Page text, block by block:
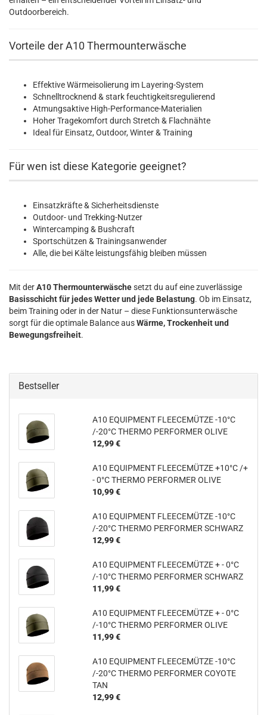
Outdoorbereich.
Vorteile der A10 Thermounterwäsche
Effektive Wärmeisolierung im Layering-System
Schnelltrocknend & stark feuchtigkeitsregulierend
Atmungsaktive High-Performance-Materialien
Hoher Tragekomfort durch Stretch & Flachnähte
Ideal für Einsatz, Outdoor, Winter & Training
Für wen ist diese Kategorie geeignet?
Einsatzkräfte & Sicherheitsdienste
Outdoor- und Trekking-Nutzer
Wintercamping & Bushcraft
Sportschützen & Trainingsanwender
Alle, die bei Kälte leistungsfähig bleiben müssen
Mit derA10 Thermounterwäschesetzt du auf eine zuverlässige
Basisschicht für jedes Wetter und jede Belastung. Ob im Einsatz,
beim Training oder in der Natur – diese Funktionsunterwäsche
sorgt für die optimale Balance ausWärme, Trockenheit und
Bewegungsfreiheit.
Bestseller
A10 EQUIPMENT FLEECEMÜTZE -10°C
/-20°C THERMO PERFORMER OLIVE
12,99 €
A10 EQUIPMENT FLEECEMÜTZE +10°C /+
- 0°C THERMO PERFORMER OLIVE
10,99 €
A10 EQUIPMENT FLEECEMÜTZE -10°C
/-20°C THERMO PERFORMER SCHWARZ
12,99 €
A10 EQUIPMENT FLEECEMÜTZE + - 0°C
/-10°C THERMO PERFORMER SCHWARZ
11,99 €
A10 EQUIPMENT FLEECEMÜTZE + - 0°C
/-10°C THERMO PERFORMER OLIVE
11,99 €
A10 EQUIPMENT FLEECEMÜTZE -10°C
/-20°C THERMO PERFORMER COYOTE
TAN
12,99 €